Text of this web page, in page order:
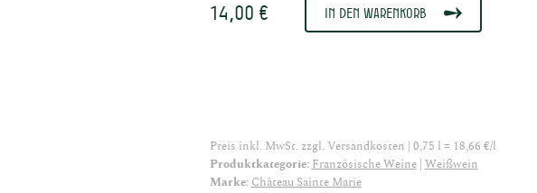
uns
14,00 € In den Warenkorb
Preis inkl. MwSt. zzgl. Versandkosten | 0,75 l = 18,66 €/l
Produktkategorie: Französische Weine
Weißwein
Marke: Château Sainte Marie